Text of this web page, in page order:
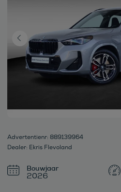
Advertentienr: 889139964
Dealer: Ekris Flevoland
Bouwjaar
2026